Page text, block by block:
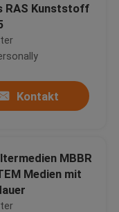
RAS Kunststoff
Kontakt
MBBR
Medien mit